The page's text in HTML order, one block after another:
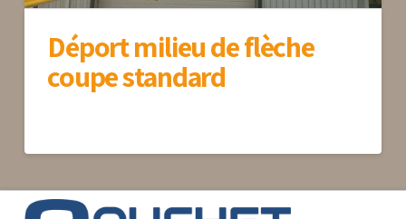
Déport milieu de flèche
coupe standard